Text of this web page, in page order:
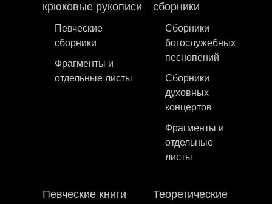
крюковые рукописи
Певческие
сборники
Фрагменты и
отдельные листы
сборники
Сборники
богослужебных
песнопений
Сборники
духовных
концертов
Фрагменты и
отдельные
листы
Певческие книги
Теоретические